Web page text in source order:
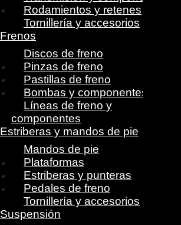
Rodamientos y retenes
Tornillería y accesorios
Frenos
Discos de freno
Pinzas de freno
Pastillas de freno
Bombas y componentes
Líneas de freno y
componentes
Estriberas y mandos de pie
Mandos de pie
Plataformas
Estriberas y punteras
Pedales de freno
Tornillería y accesorios
Suspensión